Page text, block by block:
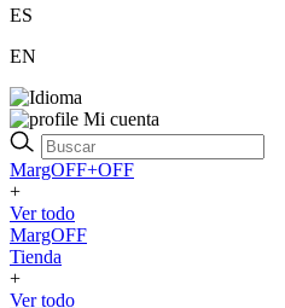
ES
EN
Mi cuenta
MargOFF+OFF
+
Ver todo
MargOFF
Tienda
+
Ver todo